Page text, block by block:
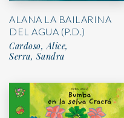
ALANA LA BAILARINA
DEL AGUA (P.D.)
Cardoso, Alice,
Serra, Sandra